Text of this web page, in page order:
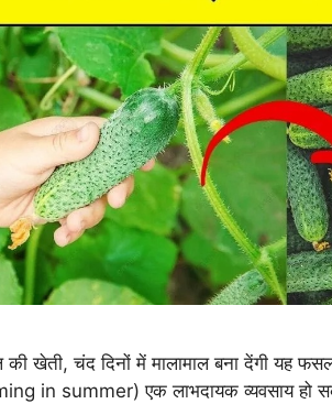
खेती, चंद दिनों में मालामाल बना देंगी यह
in summer) एक लाभदायक व्यवसाय हो